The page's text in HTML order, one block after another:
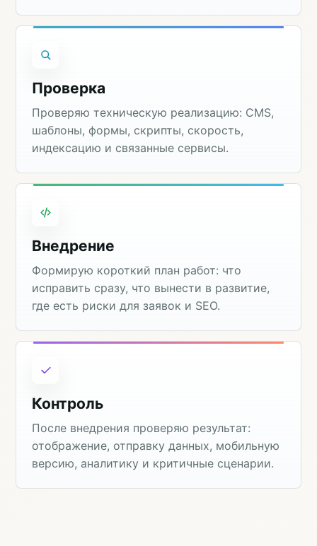
Проверка
Проверяю техническую реализацию: CMS,
шаблоны, формы, скрипты, скорость,
индексацию и связанные сервисы.
Внедрение
Формирую короткий план работ: что
исправить сразу, что вынести в развитие,
где есть риски для заявок и SEO.
Контроль
После внедрения проверяю результат:
отображение, отправку данных, мобильную
версию, аналитику и критичные сценарии.